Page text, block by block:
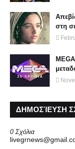
στη
ΔΗΜΟΣΊΕΥΣΗ
0 Σχόλια